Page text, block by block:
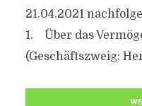
21.04.2021
1. Über das
(Geschäftszweig: